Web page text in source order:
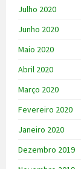
Julho 2020
Junho 2020
Maio 2020
Abril 2020
Março 2020
Fevereiro 2020
Janeiro 2020
Dezembro 2019